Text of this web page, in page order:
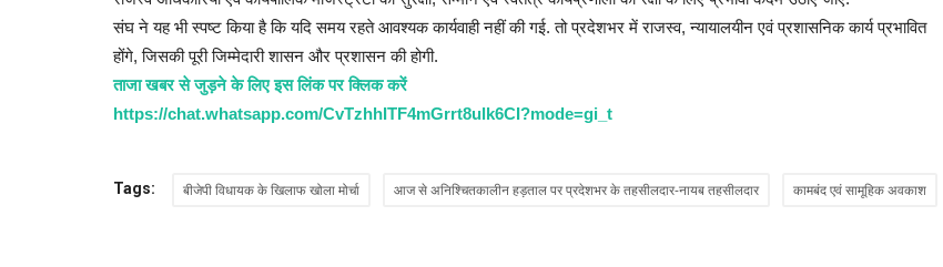
संघ ने यह भी स्पष्ट किया है कि यदि समय रहते आवश्यक कार्यवाही नहीं की गई. तो प्रदेशभर में राजस्व, न्यायालयीन एवं प्रशासनिक कार्य प्रभावित
होंगे, जिसकी पूरी जिम्मेदारी शासन और प्रशासन की होगी.
ताजा खबर से जुड़ने के लिए इस लिंक पर क्लिक करें
https://chat.whatsapp.com/CvTzhhITF4mGrrt8ulk6CI?mode=gi_t
Tags: बीजेपी विधायक के खिलाफ खोला मोर्चा आज से अनिश्चितकालीन हड़ताल पर प्रदेशभर के तहसीलदार-नायब तहसीलदार कामबंद एवं सामूहिक अवकाश